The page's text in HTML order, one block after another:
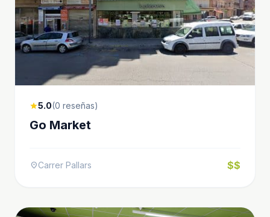
star5.0(0 reseñas)
Go Market
location_onCarrer Pallars $$